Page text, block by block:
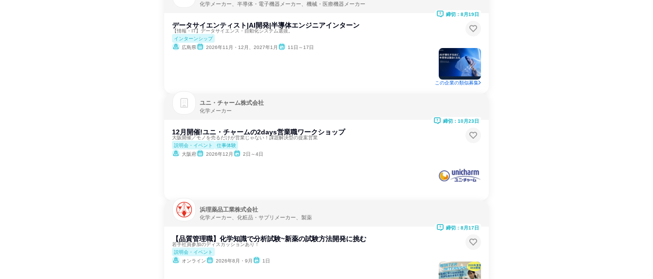
化学メーカー、半導体・電子機器メーカー、機械・医療機器メーカー
データサイエンティスト|AI開発|半導体エンジニアインターン
【情報・IT】データサイエンス・自動化システム選抜。
インターンシップ
広島県
2026年11月・12月、2027年1月 11日～17日
締切：8月19日
この企業の類似募集
ユニ・チャーム株式会社
化学メーカー
12月開催!ユニ・チャームの2days営業職ワークショップ
大阪開催／モノを売るだけが営業じゃない！課題解決型の提案営業
説明会・イベント
仕事体験
大阪府
2026年12月 2日～4日
締切：10月23日
浜理薬品工業株式会社
化学メーカー、化粧品・サプリメーカー、製薬
【品質管理職】化学知識で分析試験~新薬の試験方法開発に挑む
若手社員参加のディスカッションあり！
説明会・イベント
オンライン
2026年8月・9月 1日
締切：8月17日